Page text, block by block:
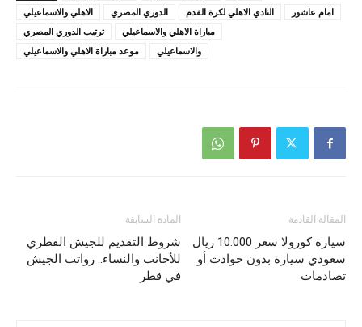
الاهلي والاسماعيلي
الدوري المصري النادي الاهلي لكرة القدم
امام عاشور
ترتيب الدوري المصري
مباراة الاهلي والاسماعيلي
موعد مباراة الاهلي والاسماعيلي
والاسماعيلي
المادة السابقة
شروط التقديم للجيش القطري
للأجانب والنساء.. رواتب الجيش
في قطر
المقالة القادمة
سيارة كورولا سعر 10.000 ريال
سعودي سيارة بدون حوادث أو
تصادمات